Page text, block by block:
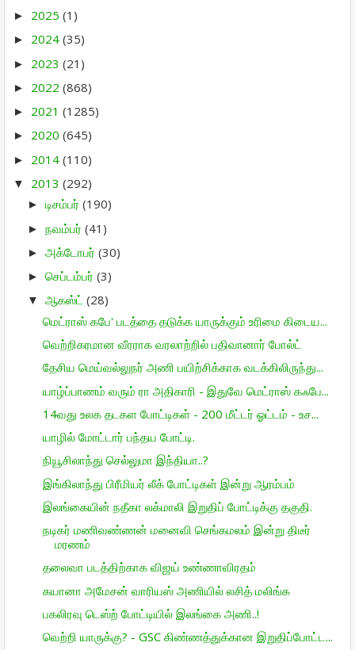
► 2025 (1)
► 2024 (35)
► 2023 (21)
► 2022 (868)
► 2021 (1285)
► 2020 (645)
► 2014 (110)
▼ 2013 (292)
► டிசம்பர் (190)
► நவம்பர் (41)
► அக்டோபர் (30)
► செப்டம்பர் (3)
▼ ஆகஸ்ட் (28)
மெட்ராஸ் கபே' படத்தை தடுக்க யாருக்கும் உரிமை கிடைய...
வெற்றிகரமான வீரராக வரலாற்றில் பதிவானார் போல்ட்
தேசிய மெய்வல்லுநர் அணி பயிற்சிக்காக வடக்கிலிருந்து...
யாழ்ப்பாணம் வரும் ரா அதிகாரி - இதுவே மெட்ராஸ் கஃபே...
14வது உலக தடகள போட்டிகள் - 200 மீட்டர் ஓட்டம் - உச...
யாழில் மோட்டார் பந்தய போட்டி.
நியூசிலாந்து செல்லுமா இந்தியா..?
இங்கிலாந்து பிரீமியர் லீக் போட்டிகள் இன்று ஆரம்பம்
இலங்கையின் நதீகா லக்மாலி இறுதிப் போட்டிக்கு தகுதி.
நடிகர் மணிவண்ணன் மனைவி செங்கமலம் இன்று திடீர்
மரணம்
தலைவா படத்திற்காக விஜய் உண்ணாவிரதம்
கயானா அமேசன் வாரியஸ் அணியில் லசித் மலிங்க
பகலிரவு டெஸ்ற் போட்டியில் இலங்கை அணி..!
வெற்றி யாருக்கு? - GSC கிண்ணத்துக்கான இறுதிப்போட்ட...